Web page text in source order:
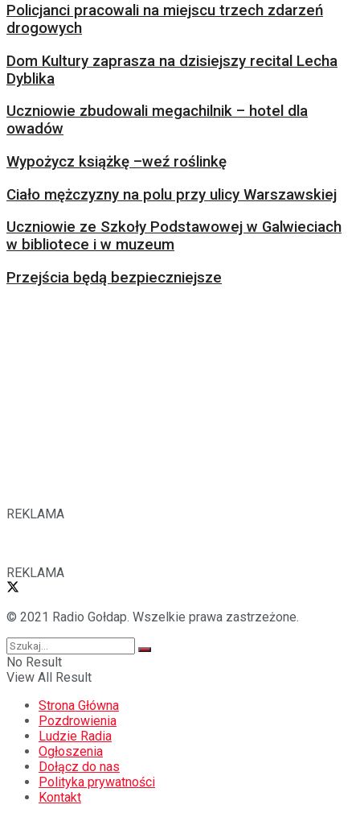
Policjanci pracowali na miejscu trzech zdarzeń
drogowych
Dom Kultury zaprasza na dzisiejszy recital Lecha
Dyblika
Uczniowie zbudowali megachilnik – hotel dla
owadów
Wypożycz książkę –weź roślinkę
Ciało mężczyzny na polu przy ulicy Warszawskiej
Uczniowie ze Szkoły Podstawowej w Galwieciach
w bibliotece i w muzeum
Przejścia będą bezpieczniejsze
REKLAMA
REKLAMA
© 2021 Radio Gołdap. Wszelkie prawa zastrzeżone.
No Result
View All Result
Strona Główna
Pozdrowienia
Ludzie Radia
Ogłoszenia
Dołącz do nas
Polityka prywatności
Kontakt